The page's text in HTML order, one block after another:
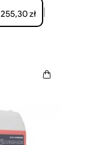
255,30zł |